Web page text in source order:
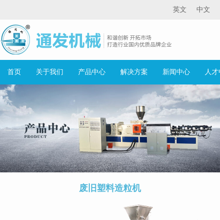
中文
英文
首页 关于我们 产品中心 解决方案 新闻中心 人
废旧塑料造粒机